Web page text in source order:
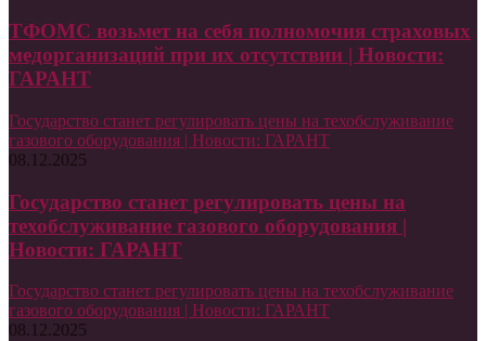
ТФОМС возьмет на себя полномочия страховых
медорганизаций при их отсутствии | Новости:
ГАРАНТ
Государство станет регулировать цены на техобслуживание
газового оборудования | Новости: ГАРАНТ
08.12.2025
Государство станет регулировать цены на
техобслуживание газового оборудования |
Новости: ГАРАНТ
Государство станет регулировать цены на техобслуживание
газового оборудования | Новости: ГАРАНТ
08.12.2025